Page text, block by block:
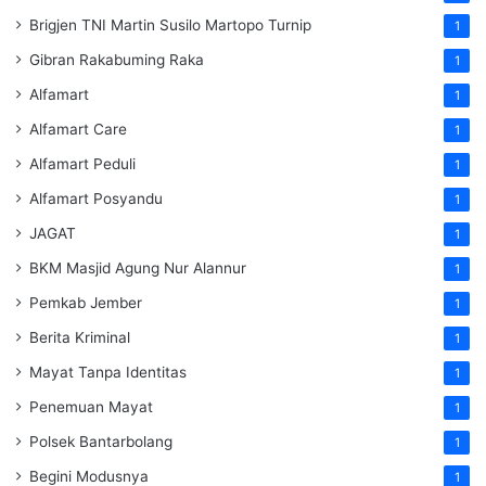
Brigjen TNI Martin Susilo Martopo Turnip 1
Gibran Rakabuming Raka 1
Alfamart 1
Alfamart Care 1
Alfamart Peduli 1
Alfamart Posyandu 1
JAGAT 1
BKM Masjid Agung Nur Alannur 1
Pemkab Jember 1
Berita Kriminal 1
Mayat Tanpa Identitas 1
Penemuan Mayat 1
Polsek Bantarbolang 1
Begini Modusnya 1